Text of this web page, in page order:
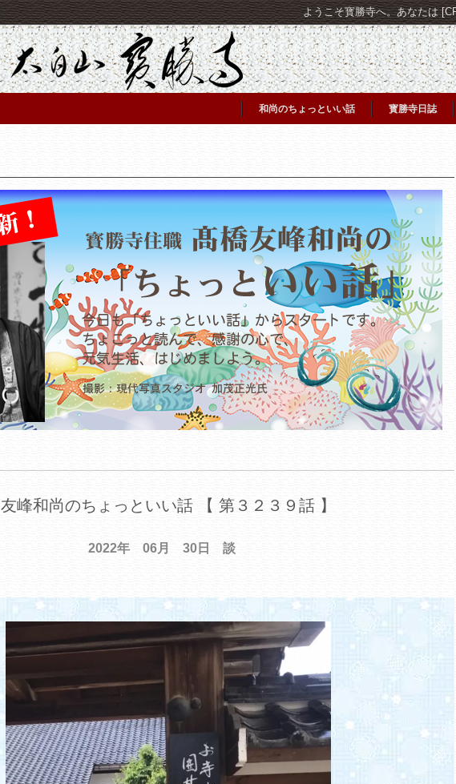
ようこそ寳勝寺へ。あなたは
和尚のちょっといい話 寳勝寺日誌
友峰和尚のちょっといい話 【 第３２３９話 】
2022年 06月 30日 談